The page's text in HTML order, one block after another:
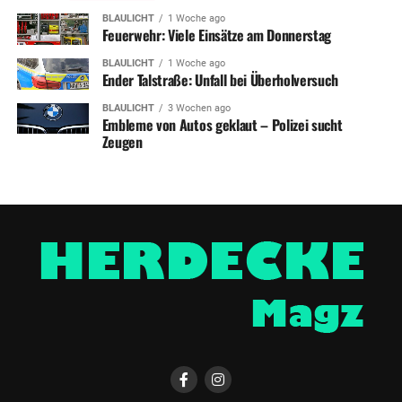
BLAULICHT 1 Woche ago
Feuerwehr: Viele Einsätze am Donnerstag
BLAULICHT 1 Woche ago
Ender Talstraße: Unfall bei Überholversuch
BLAULICHT 3 Wochen ago
Embleme von Autos geklaut – Polizei sucht
Zeugen